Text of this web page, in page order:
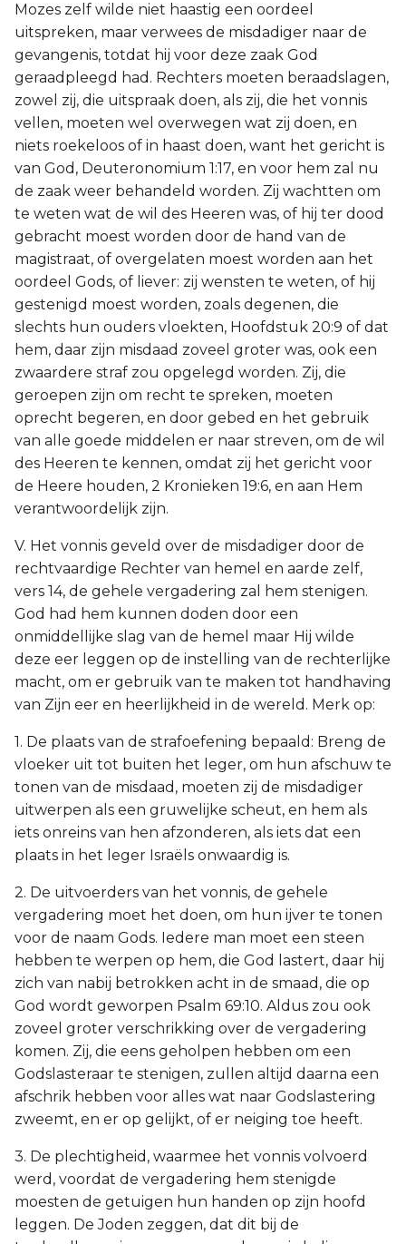
Mozes zelf wilde niet haastig een oordeel
uitspreken, maar verwees de misdadiger naar de
gevangenis, totdat hij voor deze zaak God
geraadpleegd had. Rechters moeten beraadslagen,
zowel zij, die uitspraak doen, als zij, die het vonnis
vellen, moeten wel overwegen wat zij doen, en
niets roekeloos of in haast doen, want het gericht is
van God, Deuteronomium 1:17, en voor hem zal nu
de zaak weer behandeld worden. Zij wachtten om
te weten wat de wil des Heeren was, of hij ter dood
gebracht moest worden door de hand van de
magistraat, of overgelaten moest worden aan het
oordeel Gods, of liever: zij wensten te weten, of hij
gestenigd moest worden, zoals degenen, die
slechts hun ouders vloekten, Hoofdstuk 20:9 of dat
hem, daar zijn misdaad zoveel groter was, ook een
zwaardere straf zou opgelegd worden. Zij, die
geroepen zijn om recht te spreken, moeten
oprecht begeren, en door gebed en het gebruik
van alle goede middelen er naar streven, om de wil
des Heeren te kennen, omdat zij het gericht voor
de Heere houden, 2 Kronieken 19:6, en aan Hem
verantwoordelijk zijn.
V. Het vonnis geveld over de misdadiger door de
rechtvaardige Rechter van hemel en aarde zelf,
vers 14, de gehele vergadering zal hem stenigen.
God had hem kunnen doden door een
onmiddellijke slag van de hemel maar Hij wilde
deze eer leggen op de instelling van de rechterlijke
macht, om er gebruik van te maken tot handhaving
van Zijn eer en heerlijkheid in de wereld. Merk op:
1. De plaats van de strafoefening bepaald: Breng de
vloeker uit tot buiten het leger, om hun afschuw te
tonen van de misdaad, moeten zij de misdadiger
uitwerpen als een gruwelijke scheut, en hem als
iets onreins van hen afzonderen, als iets dat een
plaats in het leger Israëls onwaardig is.
2. De uitvoerders van het vonnis, de gehele
vergadering moet het doen, om hun ijver te tonen
voor de naam Gods. Iedere man moet een steen
hebben te werpen op hem, die God lastert, daar hij
zich van nabij betrokken acht in de smaad, die op
God wordt geworpen Psalm 69:10. Aldus zou ook
zoveel groter verschrikking over de vergadering
komen. Zij, die eens geholpen hebben om een
Godslasteraar te stenigen, zullen altijd daarna een
afschrik hebben voor alles wat naar Godslastering
zweemt, en er op gelijkt, of er neiging toe heeft.
3. De plechtigheid, waarmee het vonnis volvoerd
werd, voordat de vergadering hem stenigde
moesten de getuigen hun handen op zijn hoofd
leggen. De Joden zeggen, dat dit bij de